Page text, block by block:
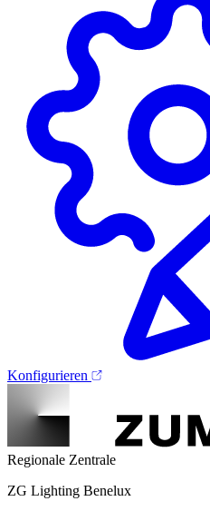
Konfigurieren
Regionale Zentrale
ZG Lighting Benelux